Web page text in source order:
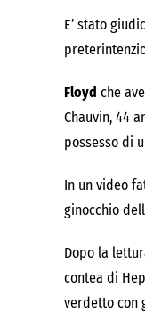
E’ stato
Floyd che
Chauvin, 44
possesso di
In un video
ginocchio
Dopo la
contea di
verdetto con